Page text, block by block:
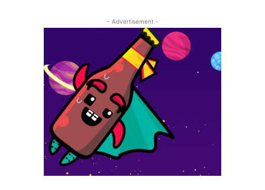
- Advertisement -